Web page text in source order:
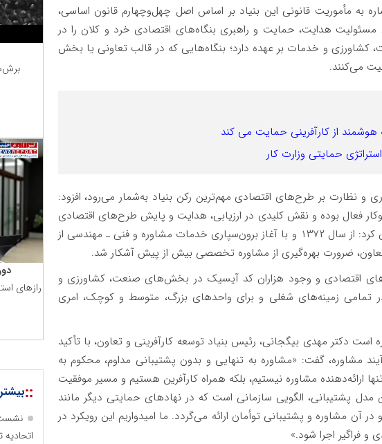
به مأموریت قانونی این بنیاد بر اساس اصل چهل‌وچهارم قانون اساسی،
مسئولیت هدایت، حمایت و راهبری بنگاه‌های اقتصادی خرد و کلان را در
و خدمات بر عهده دارد؛ بنگاه‌هایی که در قالب تعاونی یا بخش
می‌کنند.
از کارآفرینی حمایت می کند
حمایتی وزارت کار
و نظارت بر طرح‌های اقتصادی مهم‌ترین رکن بنیاد به‌شمار می‌رود، افزود:
فعال بوده و نقش کلیدی در ارزیابی، هدایت و پایش طرح‌های اقتصادی
ایفا می‌کند. رئیس بنیاد همچنین خاطرنشان کرد: از سال ۱۳۷۲ و با آغاز برون‌سپاری خدمات مشاوره و فنی ـ مهندسی از
ضرورت بهره‌گیری از مشاوره تخصصی بیش از پیش آشکار شد.
اقتصادی و وجود هزاران کد آیسیک در بخش‌های صنعت، کشاورزی و
تمامی زمینه‌های شغلی و برای واحدهای بزرگ، متوسط و کوچک، امری
دکتر مهدی بیگجانی، رئیس بنیاد توسعه کارآفرینی و تعاون، با تأکید
مشاوره، گفت: «مشاوره به تنهایی و بدون پشتیبانی مداوم، محکوم به
ارائه‌دهنده مشاوره نیستیم، بلکه همراه کارآفرین هستیم و مسیر موفقیت
مدل پشتیبانی، الگویی سازمانی است که در نهادهای حمایتی دیگر مانند
آن مشاوره و پشتیبانی توأمان ارائه می‌گردد. ما امیدواریم این رویکرد در
و فراگیر اجرا شود.»
رازهای
::
نشست